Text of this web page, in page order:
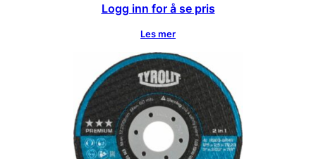
Logg inn for å se pris
Les mer